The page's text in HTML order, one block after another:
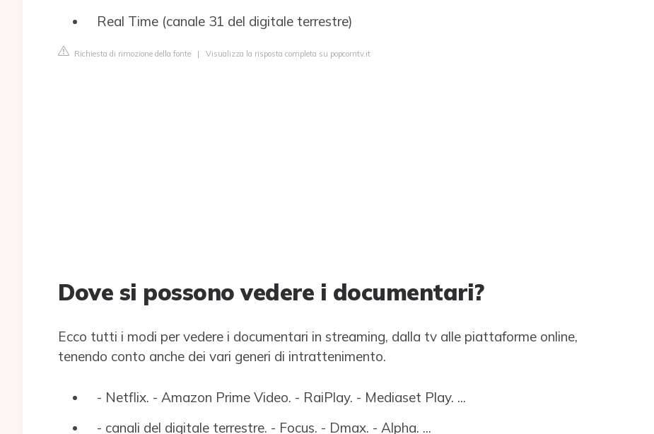
Real Time (canale 31 del digitale terrestre)
Richiesta di rimozione della fonte | Visualizza la risposta completa su popcorntv.it
Dove si possono vedere i documentari?
Ecco tutti i modi per vedere i documentari in streaming, dalla tv alle piattaforme online,
tenendo conto anche dei vari generi di intrattenimento.
- Netflix. - Amazon Prime Video. - RaiPlay. - Mediaset Play. ...
- canali del digitale terrestre. - Focus. - Dmax. - Alpha. ...